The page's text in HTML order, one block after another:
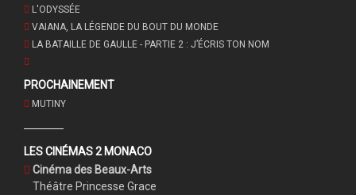
L'ODYSSÉE
VAIANA, LA LÉGENDE DU BOUT DU MONDE
LA BATAILLE DE GAULLE - PARTIE 2 : J’ÉCRIS TON NOM
PROCHAINEMENT
MUTINY
LES CINÉMAS 2 MONACO
Cinéma des Beaux-Arts
Théâtre Princesse Grace